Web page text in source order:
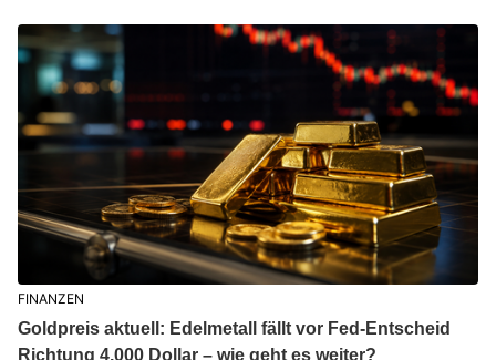
FINANZEN
Goldpreis aktuell: Edelmetall fällt vor Fed-Entscheid
Richtung 4.000 Dollar – wie geht es weiter?